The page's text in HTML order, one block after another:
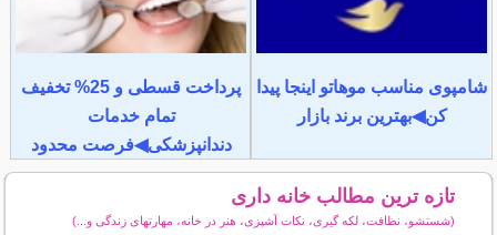
شامپوی مناسب موهاتو اینجا پیدا
کن◀بهترین برند بازار
پرداخت قسطی و 25% تخفیف
تمام خدمات
دندانپزشکی◀فرصت محدود
تازه ترین مطالب خانه داری
(شستشو، نظافت، لکه گیری، نکات آشپزی، هنر در خانه، مهارتهای زندگی و...)